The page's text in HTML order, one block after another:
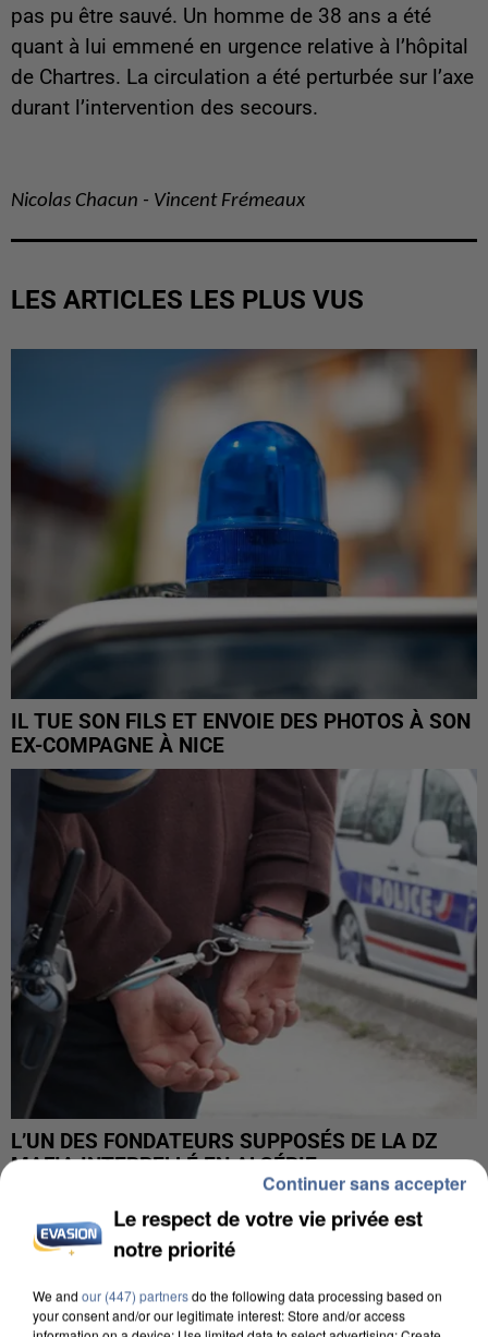
pas pu être sauvé. Un homme de 38 ans a été
quant à lui emmené en urgence relative à l’hôpital
de Chartres. La circulation a été perturbée sur l’axe
durant l’intervention des secours.
Nicolas Chacun - Vincent Frémeaux
LES ARTICLES LES PLUS VUS
IL TUE SON FILS ET ENVOIE DES PHOTOS À SON
EX-COMPAGNE À NICE
L’UN DES FONDATEURS SUPPOSÉS DE LA DZ
MAFIA INTERPELLÉ EN ALGÉRIE
Le respect de votre vie privée est
notre priorité
We and our (447) partnersdo the following data processing based on
your consent and/or our legitimate interest: Store and/or access
Continuer sans accepter